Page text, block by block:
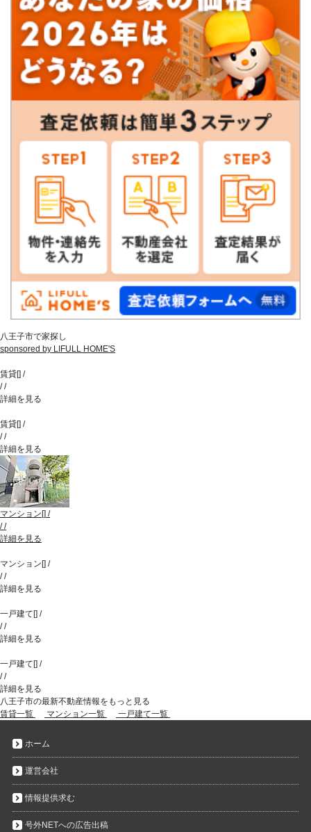
八王子市で家探し
sponsored by LIFULL HOME'S
賃貸[] /
//
詳細を見る
賃貸[] /
//
詳細を見る
マンション [] /
//
詳細を見る
マンション [] /
//
詳細を見る
一戸建て [] /
//
詳細を見る
一戸建て [] /
//
詳細を見る
八王子市の最新不動産情報をもっと見る
賃貸一覧
マンション一覧 一戸建て一覧
ホーム
運営会社
情報提供求む
号外NETへの広告出稿